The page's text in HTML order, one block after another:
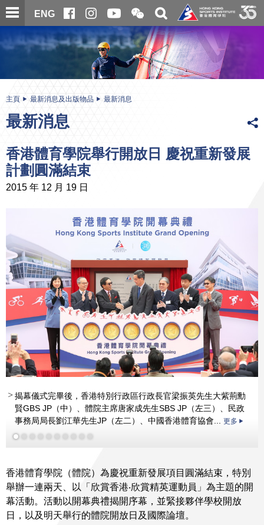
跳
至
內
ENG
開
合
微
信
二
維
碼
關
搜
尋
内
主頁 最新消息及出版物品 最新消息
最新消息
香港體育學院舉行開放日 慶祝重新發展
計劃圓滿結束
2015 年 12 月 19 日
揭幕儀式完畢後，香港特別行政區行政長官梁振英先生大紫荊勳
賢GBS JP（中）、體院主席唐家成先生SBS JP（左三）、民政
事務局局長劉江華先生JP（左二）、中國香港體育協會... 更多
更多
更多
更多
香港體育學院（體院）為慶祝重新發展項目圓滿結束，特別
舉辦一連兩天、以「欣賞香港‧欣賞精英運動員」為主題的開
幕活動。活動以開幕典禮揭開序幕，並緊接夥伴學校開放
日，以及明天舉行的體院開放日及國際論壇。